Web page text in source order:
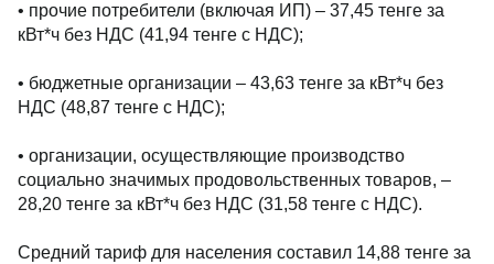
• прочие потребители (включая ИП) – 37,45 тенге за
кВт*ч без НДС (41,94 тенге с НДС);
• бюджетные организации – 43,63 тенге за кВт*ч без
НДС (48,87 тенге с НДС);
• организации, осуществляющие производство
социально значимых продовольственных товаров, –
28,20 тенге за кВт*ч без НДС (31,58 тенге с НДС).
Средний тариф для населения составил 14,88 тенге за